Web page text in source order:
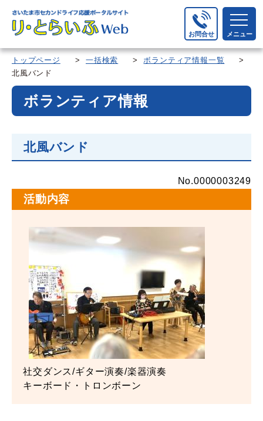
お問合せ メニュー
トップページ >一括検索 >ボランティア情報一覧
>
北風バンド
ボランティア情報
北風バンド
No.0000003249
活動内容
社交ダンス/ギター演奏/楽器演奏
キーボード・トロンボーン